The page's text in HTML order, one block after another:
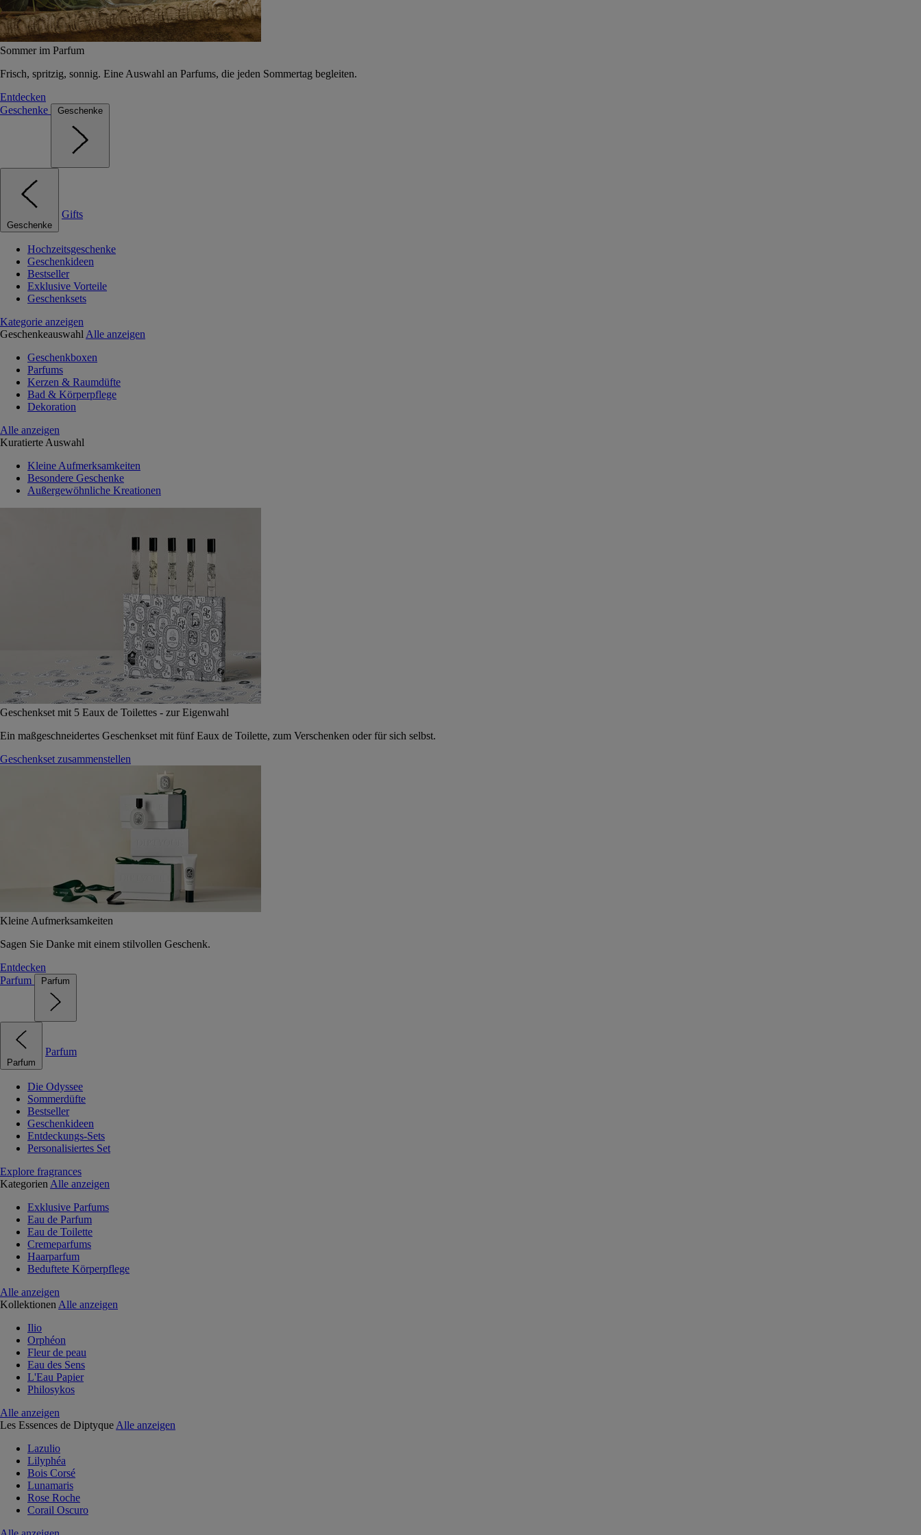
Sommer im Parfum
Frisch, spritzig, sonnig. Eine Auswahl an Parfums, die jeden Sommertag begleiten.
Entdecken
Geschenke
Geschenke
Geschenke
Gifts
Hochzeitsgeschenke
Geschenkideen
Bestseller
Exklusive Vorteile
Geschenksets
Kategorie anzeigen
Geschenkeauswahl Alle anzeigen
Geschenkboxen
Parfums
Kerzen & Raumdüfte
Bad & Körperpflege
Dekoration
Alle anzeigen
Kuratierte Auswahl
Kleine Aufmerksamkeiten
Besondere Geschenke
Außergewöhnliche Kreationen
Geschenkset mit 5 Eaux de Toilettes - zur Eigenwahl
Ein maßgeschneidertes Geschenkset mit fünf Eaux de Toilette, zum Verschenken oder für sich selbst.
Geschenkset zusammenstellen
Kleine Aufmerksamkeiten
Sagen Sie Danke mit einem stilvollen Geschenk.
Entdecken
Parfum
Parfum
Parfum
Parfum
Die Odyssee
Sommerdüfte
Bestseller
Geschenkideen
Entdeckungs-Sets
Personalisiertes Set
Explore fragrances
Kategorien Alle anzeigen
Exklusive Parfums
Eau de Parfum
Eau de Toilette
Cremeparfums
Haarparfum
Beduftete Körperpflege
Alle anzeigen
Kollektionen Alle anzeigen
Ilio
Orphéon
Fleur de peau
Eau des Sens
L'Eau Papier
Philosykos
Alle anzeigen
Les Essences de Diptyque Alle anzeigen
Lazulio
Lilyphéa
Bois Corsé
Lunamaris
Rose Roche
Corail Oscuro